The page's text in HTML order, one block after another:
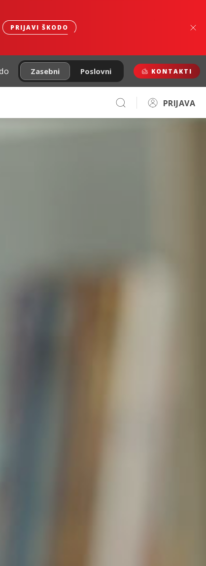
PRIJAVI ŠKODO
Zasebni Poslovni KONTAKTI
PRIJAVA